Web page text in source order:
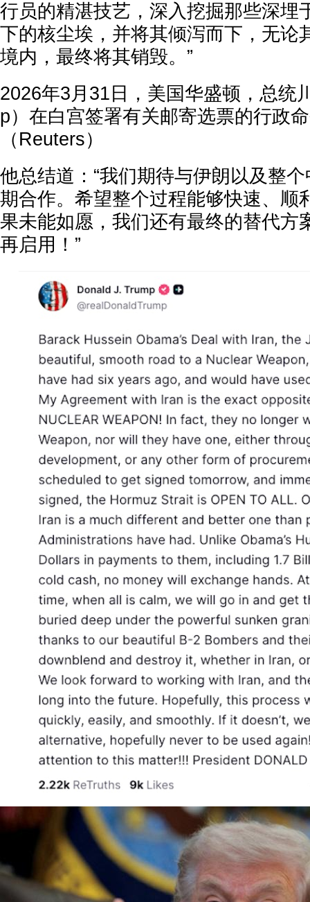
行员的精湛技艺，深入挖掘那些深埋
下的核尘埃，并将其倾泻而下，无论
境内，最终将其销毁。”
2026年3月31日，美国华盛顿，总统
p）在白宫签署有关邮寄选票的行政
（Reuters）
他总结道：“我们期待与伊朗以及整
期合作。希望整个过程能够快速、顺
果未能如愿，我们还有最终的替代方
再启用！”